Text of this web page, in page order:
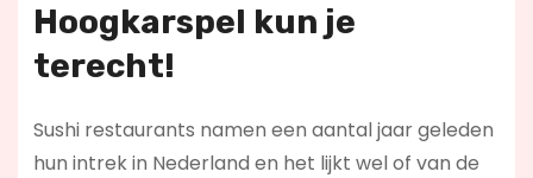
Hoogkarspel kun je
terecht!
Sushi restaurants namen een aantal jaar geleden
hun intrek in Nederland en het lijkt wel of van de